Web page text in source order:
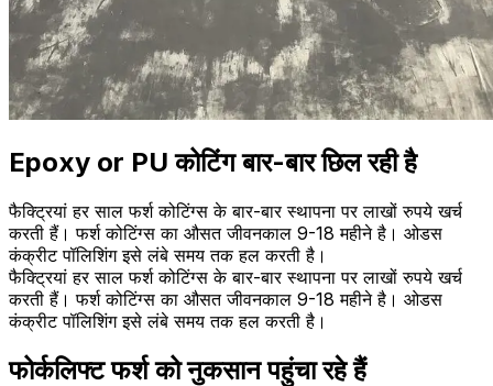
Epoxy or PU कोटिंग बार-बार छिल रही है
फैक्ट्रियां हर साल फर्श कोटिंग्स के बार-बार स्थापना पर लाखों रुपये खर्च
करती हैं। फर्श कोटिंग्स का औसत जीवनकाल 9-18 महीने है। ओडस
कंक्रीट पॉलिशिंग इसे लंबे समय तक हल करती है।
फैक्ट्रियां हर साल फर्श कोटिंग्स के बार-बार स्थापना पर लाखों रुपये खर्च
करती हैं। फर्श कोटिंग्स का औसत जीवनकाल 9-18 महीने है। ओडस
कंक्रीट पॉलिशिंग इसे लंबे समय तक हल करती है।
फोर्कलिफ्ट फर्श को नुकसान पहुंचा रहे हैं